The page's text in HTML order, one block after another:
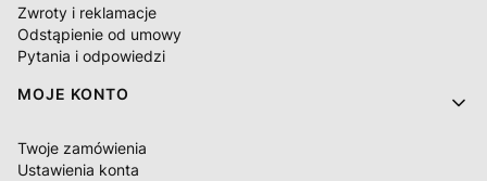
Zwroty i reklamacje
Odstąpienie od umowy
Pytania i odpowiedzi
MOJE KONTO
Twoje zamówienia
Ustawienia konta